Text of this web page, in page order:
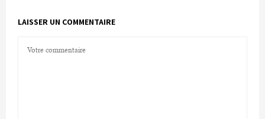
LAISSER UN COMMENTAIRE